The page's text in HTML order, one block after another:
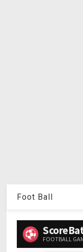
Foot Ball